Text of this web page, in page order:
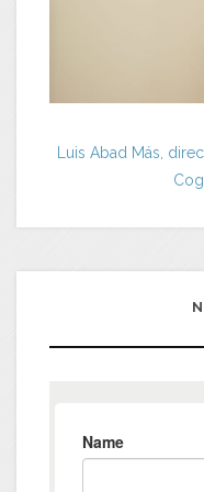
Luis Abad Más,